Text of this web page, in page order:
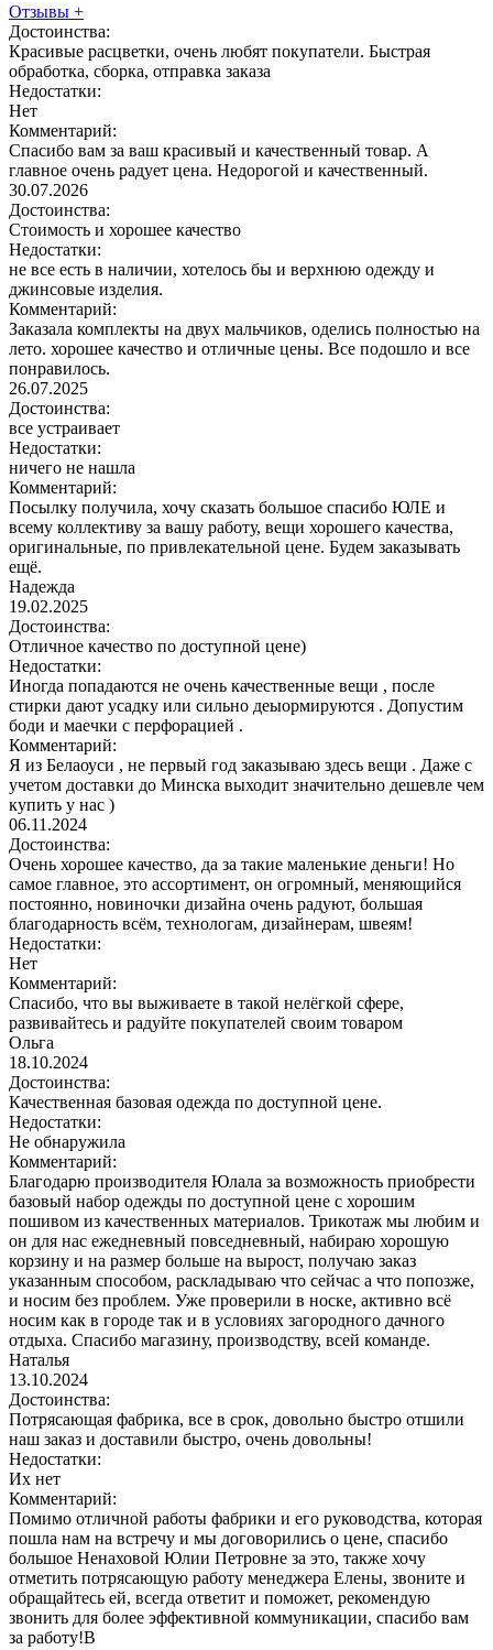
Отзывы +
Достоинства:
Красивые расцветки, очень любят покупатели. Быстрая
обработка, сборка, отправка заказа
Недостатки:
Нет
Комментарий:
Спасибо вам за ваш красивый и качественный товар. А
главное очень радует цена. Недорогой и качественный.
30.07.2026
Достоинства:
Стоимость и хорошее качество
Недостатки:
не все есть в наличии, хотелось бы и верхнюю одежду и
джинсовые изделия.
Комментарий:
Заказала комплекты на двух мальчиков, оделись полностью на
лето. хорошее качество и отличные цены. Все подошло и все
понравилось.
26.07.2025
Достоинства:
все устраивает
Недостатки:
ничего не нашла
Комментарий:
Посылку получила, хочу сказать большое спасибо ЮЛЕ и
всему коллективу за вашу работу, вещи хорошего качества,
оригинальные, по привлекательной цене. Будем заказывать
ещё.
Надежда
19.02.2025
Достоинства:
Отличное качество по доступной цене)
Недостатки:
Иногда попадаются не очень качественные вещи , после
стирки дают усадку или сильно деыормируются . Допустим
боди и маечки с перфорацией .
Комментарий:
Я из Белаоуси , не первый год заказываю здесь вещи . Даже с
учетом доставки до Минска выходит значительно дешевле чем
купить у нас )
06.11.2024
Достоинства:
Очень хорошее качество, да за такие маленькие деньги! Но
самое главное, это ассортимент, он огромный, меняющийся
постоянно, новиночки дизайна очень радуют, большая
благодарность всём, технологам, дизайнерам, швеям!
Недостатки:
Нет
Комментарий:
Спасибо, что вы выживаете в такой нелёгкой сфере,
развивайтесь и радуйте покупателей своим товаром
Ольга
18.10.2024
Достоинства:
Качественная базовая одежда по доступной цене.
Недостатки:
Не обнаружила
Комментарий:
Благодарю производителя Юлала за возможность приобрести
базовый набор одежды по доступной цене с хорошим
пошивом из качественных материалов. Трикотаж мы любим и
он для нас ежедневный повседневный, набираю хорошую
корзину и на размер больше на вырост, получаю заказ
указанным способом, раскладываю что сейчас а что попозже,
и носим без проблем. Уже проверили в носке, активно всё
носим как в городе так и в условиях загородного дачного
отдыха. Спасибо магазину, производству, всей команде.
Наталья
13.10.2024
Достоинства:
Потрясающая фабрика, все в срок, довольно быстро отшили
наш заказ и доставили быстро, очень довольны!
Недостатки:
Их нет
Комментарий:
Помимо отличной работы фабрики и его руководства, которая
пошла нам на встречу и мы договорились о цене, спасибо
большое Ненаховой Юлии Петровне за это, также хочу
отметить потрясающую работу менеджера Елены, звоните и
обращайтесь ей, всегда ответит и поможет, рекомендую
звонить для более эффективной коммуникации, спасибо вам
за работу!В